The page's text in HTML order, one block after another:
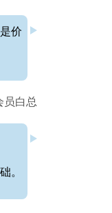
价
员白总
。